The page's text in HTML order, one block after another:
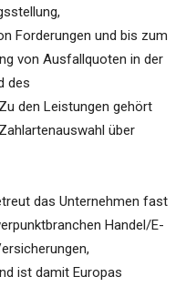
Forderungen und bis zum
von Ausfallquoten in der
des
den Leistungen gehört
über
das Unternehmen fast
Handel/E-
ist damit Europas